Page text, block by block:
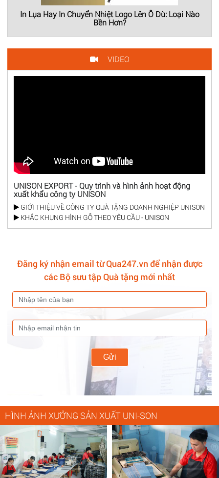
In Lụa Hay In Chuyển Nhiệt Logo Lên Ô Dù: Loại Nào
Bền Hơn?
VIDEO
UNISON EXPORT - Quy trình và hình ảnh hoạt động
xuất khẩu công ty UNISON
GIỚI THIỆU VỀ CÔNG TY QUÀ TẶNG DOANH NGHIỆP UNISON
KHẮC KHUNG HÌNH GỖ THEO YÊU CẦU - UNISON
Đăng ký nhận email từ Qua247.vn để nhận được
các Bộ sưu tập Quà tặng mới nhất
Gửi
HÌNH ẢNH XƯỞNG SẢN XUẤT UNI-SON